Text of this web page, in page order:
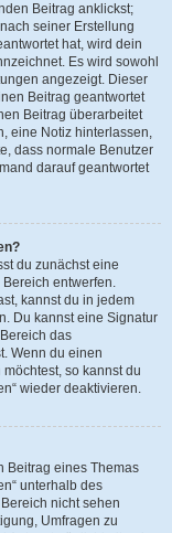
Beitrag anklickst;
seiner Erstellung
hat, wird dein
Es wird sowohl
angezeigt. Dieser
Beitrag geantwortet
Beitrag überarbeitet
eine Notiz hinterlassen,
dass normale Benutzer
darauf geantwortet
du zunächst eine
entwerfen.
kannst du in jedem
Du kannst eine Signatur
das
Wenn du einen
so kannst du
wieder deaktivieren.
Beitrag eines Themas
unterhalb des
nicht sehen
Umfragen zu